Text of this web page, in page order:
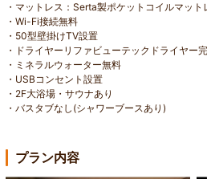
・マットレス：Serta製ポケットコイルマット
・Wi-Fi接続無料
・50型壁掛けTV設置
・ドライヤーリファビューテックドライヤー
・ミネラルウォーター無料
・USBコンセント設置
・2F大浴場・サウナあり
・バスタブなし(シャワーブースあり)
プラン内容